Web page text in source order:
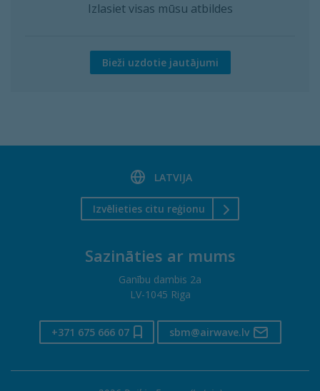
Izlasiet visas mūsu atbildes
Bieži uzdotie jautājumi
LATVIJA
Izvēlieties citu reģionu
Sazināties ar mums
Ganību dambis 2a
LV-1045 Riga
+371 675 666 07 sbm@airwave.lv